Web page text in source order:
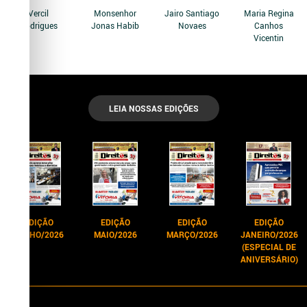
Vercil
Rodrigues
Monsenhor
Jonas Habib
Jairo Santiago
Novaes
Maria Regina
Canhos
Vicentin
LEIA NOSSAS EDIÇÕES
EDIÇÃO
JUNHO/2026
EDIÇÃO
MAIO/2026
EDIÇÃO
MARÇO/2026
EDIÇÃO
JANEIRO/2026
(ESPECIAL DE
ANIVERSÁRIO)